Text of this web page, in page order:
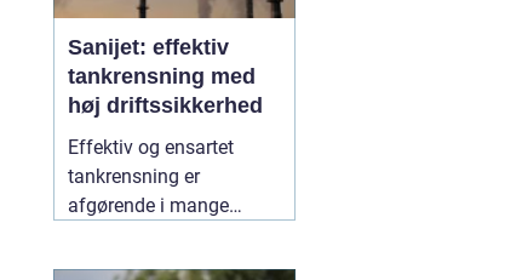
Sanijet: effektiv
tankrensning med
høj driftssikkerhed
Effektiv og ensartet
tankrensning er
afgørende i mange
hygiejne, sikkerhed og